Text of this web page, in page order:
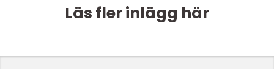
Läs fler inlägg här